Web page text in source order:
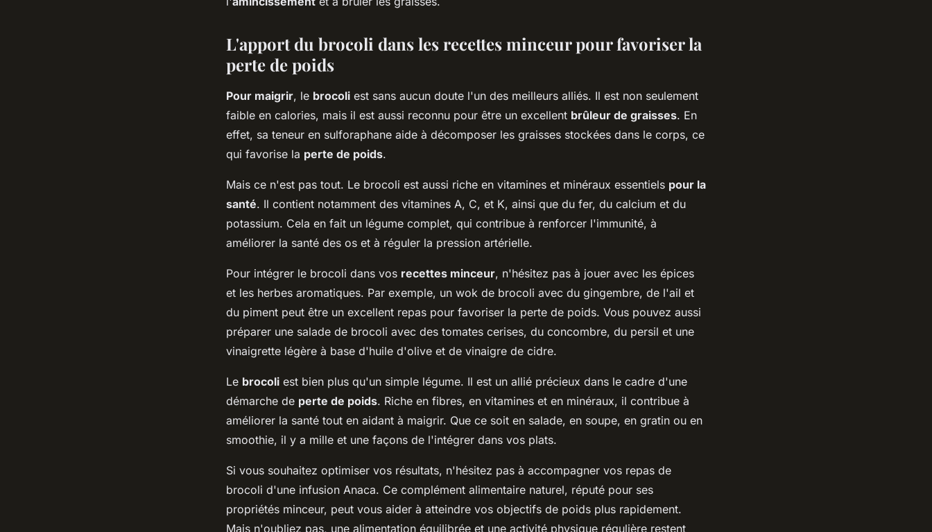
L'apport du brocoli dans les recettes minceur pour favoriser la
perte de poids
Pour maigrir, le brocoli est sans aucun doute l'un des meilleurs alliés. Il est non seulement
faible en calories, mais il est aussi reconnu pour être un excellent brûleur de graisses. En
effet, sa teneur en sulforaphane aide à décomposer les graisses stockées dans le corps, ce
qui favorise la perte de poids.
Mais ce n'est pas tout. Le brocoli est aussi riche en vitamines et minéraux essentiels pour la
santé. Il contient notamment des vitamines A, C, et K, ainsi que du fer, du calcium et du
potassium. Cela en fait un légume complet, qui contribue à renforcer l'immunité, à
améliorer la santé des os et à réguler la pression artérielle.
Pour intégrer le brocoli dans vos recettes minceur, n'hésitez pas à jouer avec les épices
et les herbes aromatiques. Par exemple, un wok de brocoli avec du gingembre, de l'ail et
du piment peut être un excellent repas pour favoriser la perte de poids. Vous pouvez aussi
préparer une salade de brocoli avec des tomates cerises, du concombre, du persil et une
vinaigrette légère à base d'huile d'olive et de vinaigre de cidre.
Le brocoli est bien plus qu'un simple légume. Il est un allié précieux dans le cadre d'une
démarche de perte de poids. Riche en fibres, en vitamines et en minéraux, il contribue à
améliorer la santé tout en aidant à maigrir. Que ce soit en salade, en soupe, en gratin ou en
smoothie, il y a mille et une façons de l'intégrer dans vos plats.
Si vous souhaitez optimiser vos résultats, n'hésitez pas à accompagner vos repas de
brocoli d'une infusion Anaca. Ce complément alimentaire naturel, réputé pour ses
propriétés minceur, peut vous aider à atteindre vos objectifs de poids plus rapidement.
Mais n'oubliez pas, une alimentation équilibrée et une activité physique régulière restent